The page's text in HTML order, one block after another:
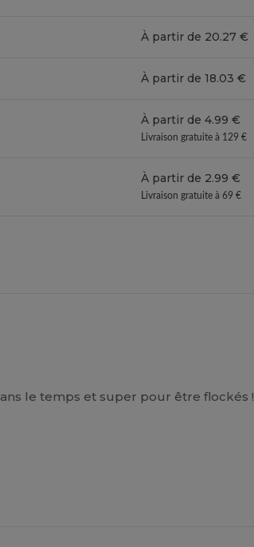
À partir de 20.27 €
À partir de 18.03 €
À partir de 4.99 €
Livraison gratuite à 129 €
À partir de 2.99 €
Livraison gratuite à 69 €
le temps et super pour être flockés !